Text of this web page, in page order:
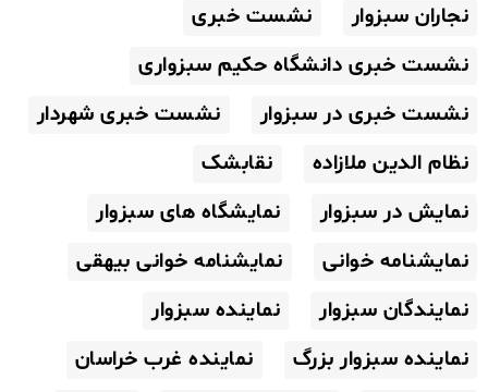
نجاران سبزوار
نشست خبری
نشست خبری دانشگاه حکیم سبزواری
نشست خبری در سبزوار
نشست خبری شهردار
نظام الدین ملازاده
نقابشک
نمایش در سبزوار
نمایشگاه های سبزوار
نمایشنامه خوانی
نمایشنامه خوانی بیهقی
نمایندگان سبزوار
نماینده سبزوار
نماینده سبزوار بزرگ
نماینده غرب خراسان